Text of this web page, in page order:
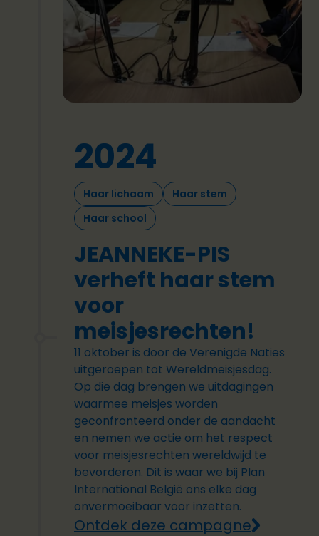
2024
Haar lichaam
Haar stem
Haar school
JEANNEKE-PIS
verheft haar stem
voor
meisjesrechten!
11 oktober is door de Verenigde Naties
uitgeroepen tot Wereldmeisjesdag.
Op die dag brengen we uitdagingen
waarmee meisjes worden
geconfronteerd onder de aandacht
en nemen we actie om het respect
voor meisjesrechten wereldwijd te
bevorderen. Dit is waar we bij Plan
International België ons elke dag
onvermoeibaar voor inzetten.
Ontdek deze campagne